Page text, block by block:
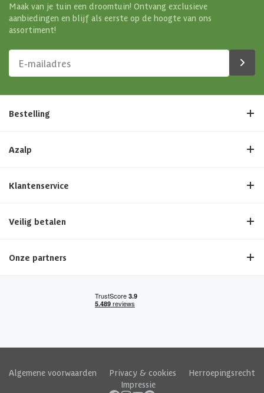
Maak van je tuin een droomtuin! Ontvang exclusieve
aanbiedingen en blijf als eerste op de hoogte van ons
assortiment!
Bestelling
Azalp
Klantenservice
Veilig betalen
Onze partners
Algemene voorwaarden Privacy & cookies
Herroepingsrecht
Impressie